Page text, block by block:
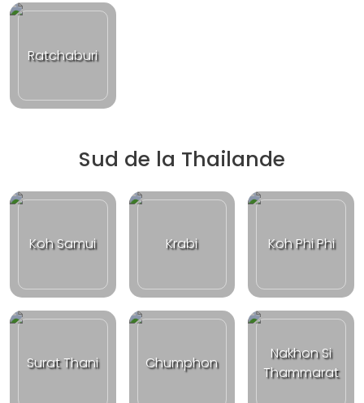
Ratchaburi
Sud de la Thailande
Koh Samui Krabi Koh Phi Phi
Surat Thani Chumphon
Nakhon Si
Thammarat